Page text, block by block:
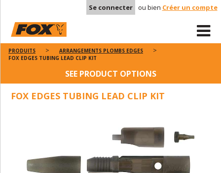
Se connecter ou bien Créer un compte
PRODUITS
ARRANGEMENTS PLOMBS EDGES
FOX EDGES TUBING LEAD CLIP KIT
SEE PRODUCT OPTIONS
FOX EDGES TUBING LEAD CLIP KIT